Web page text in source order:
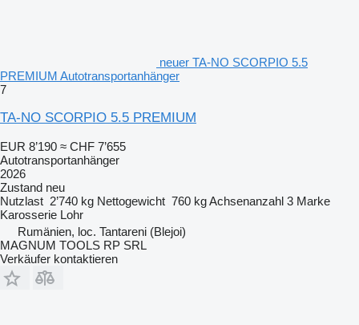
neuer TA-NO SCORPIO 5.5
PREMIUM Autotransportanhänger
7
TA-NO SCORPIO 5.5 PREMIUM
EUR 8’190 ≈ CHF 7’655
Autotransportanhänger
2026
Zustand neu
Nutzlast 2’740 kg Nettogewicht 760 kgAchsenanzahl 3 Marke
Karosserie Lohr
Rumänien, loc. Tantareni (Blejoi)
MAGNUM TOOLS RP SRL
Verkäufer kontaktieren